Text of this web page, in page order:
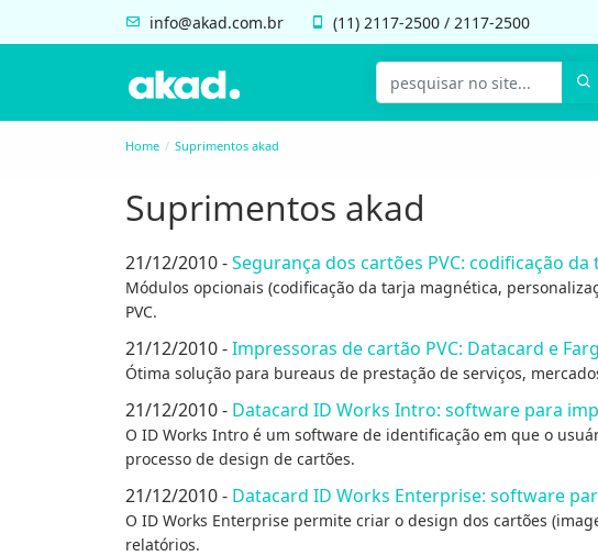
info@akad.com.br (11) 2117-2500 / 2117-2500
Home Suprimentos akad
Suprimentos akad
21/12/2010 -Segurança dos cartões PVC: codificação
Módulos opcionais (codificação da tarja magnética,
PVC.
21/12/2010 -Impressoras de cartão PVC: Datacard e
Ótima solução para bureaus de prestação de serviços,
21/12/2010 - Datacard ID Works Intro: software para
O ID Works Intro é um software de identificação em que o
processo de design de cartões.
21/12/2010 - Datacard ID Works Enterprise: software
O ID Works Enterprise permite criar o design dos cartões
relatórios.